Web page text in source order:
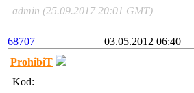
admin (25.09.2017 20:01 GMT)
68707
03.05.2012 06:40
ProhibiT
Kod: